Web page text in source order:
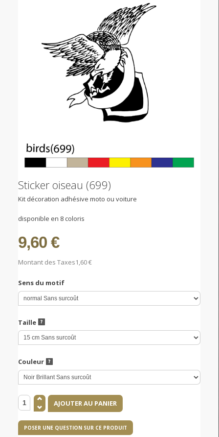
Sticker oiseau (699)
Kit décoration adhésive moto ou voiture
disponible en 8 coloris
9,60 €
Montant des Taxes1,60 €
Sens du motif
Taille
Couleur
POSER UNE QUESTION SUR CE PRODUIT